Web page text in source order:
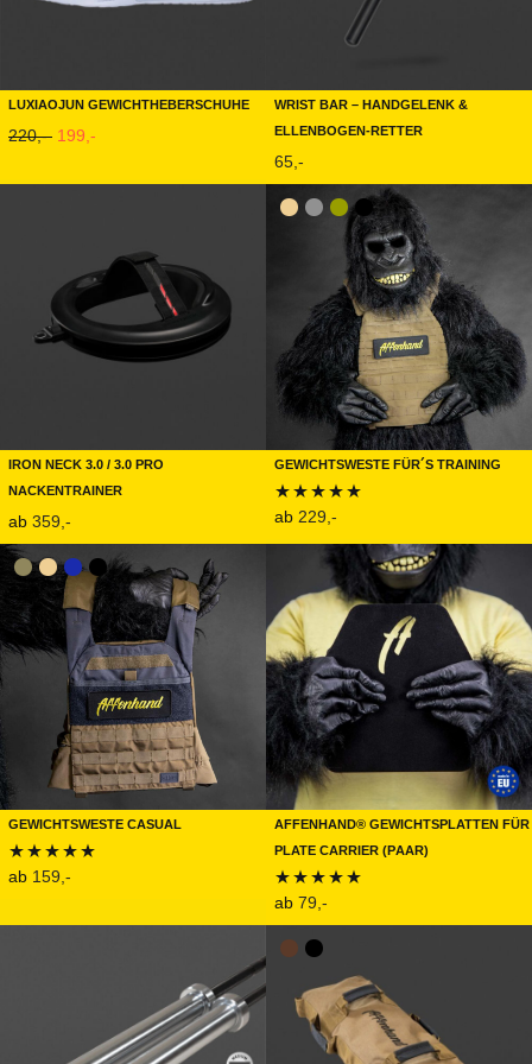
LUXIAOJUN Gewichtheberschuhe
220,- Ursprünglicher Preis war: 220,-
199,- Aktueller Preis ist: 199,- .
Wrist Bar – Handgelenk &
Ellenbogen-Retter
65,-
Iron Neck 3.0 / 3.0 PRO
Nackentrainer
ab 359,-
Gewichtsweste für´s Training
Bewertet mit
von 5
ab 229,-
Gewichtsweste CASUAL
Bewertet mit
ab 159,-
Affenhand® Gewichtsplatten für
Plate Carrier (Paar)
Bewertet mit
5.00 von 5
ab 79,-